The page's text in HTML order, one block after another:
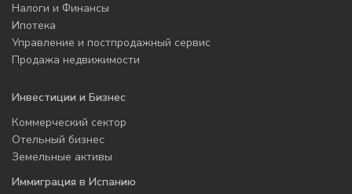
Налоги и Финансы
Ипотека
Управление и постпродажный сервис
Продажа недвижимости
Инвестиции и Бизнес
Коммерческий сектор
Отельный бизнес
Земельные активы
Иммиграция в Испанию